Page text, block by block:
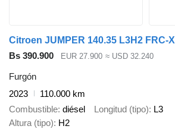
Citroen JUMPER 140.35 L3H2 FRC-X
Bs 390.900
EUR 27.900 ≈ USD 32.240
Furgón
2023
110.000 km
Combustible diésel Longitud (tipo) L3
Altura (tipo) H2